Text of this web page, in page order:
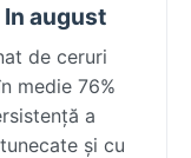
In august
de ceruri
medie 76%
a
și cu